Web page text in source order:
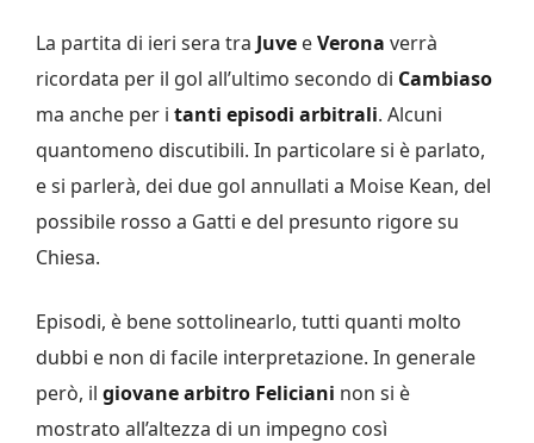
La partita di ieri sera tra Juve eVerona verrà
ricordata per il gol all’ultimo secondo di Cambiaso
ma anche per i tanti episodi arbitrali. Alcuni
quantomeno discutibili. In particolare si è parlato,
e si parlerà, dei due gol annullati a Moise Kean, del
possibile rosso a Gatti e del presunto rigore su
Chiesa.
Episodi, è bene sottolinearlo, tutti quanti molto
dubbi e non di facile interpretazione. In generale
però, il giovane arbitro Feliciani non si è
mostrato all’altezza di un impegno così